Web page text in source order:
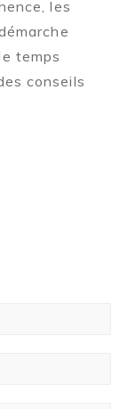
les
temps
conseils